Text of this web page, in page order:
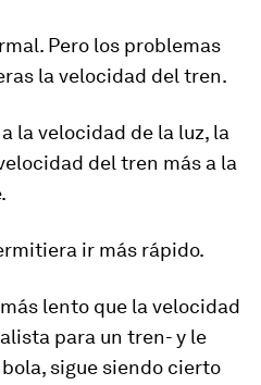
Pero los problemas
la velocidad del tren.
la velocidad de la luz, la
del tren más a la
ir más rápido.
lento que la velocidad
para un tren- y le
sigue siendo cierto